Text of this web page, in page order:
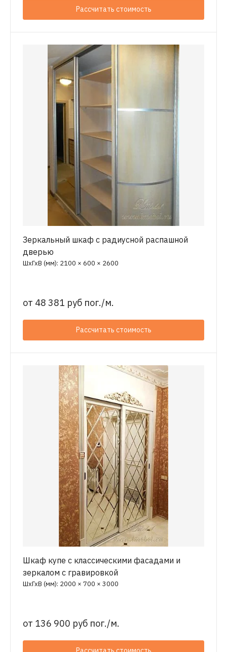
Рассчитать стоимость
Зеркальный шкаф с радиусной распашной
дверью
ШхГхВ (мм): 2100 × 600 × 2600
от 48 381 руб пог./м.
Рассчитать стоимость
Шкаф купе с классическими фасадами и
зеркалом с гравировкой
ШхГхВ (мм): 2000 × 700 × 3000
от 136 900 руб пог./м.